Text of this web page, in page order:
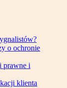
o ochronie
prawne i
klienta